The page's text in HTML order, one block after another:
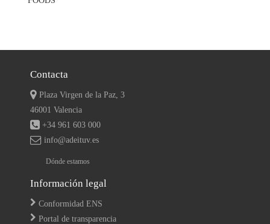
Contacta
Plaza Virgen de la Paz, 3
46001 Valencia
+34 961 603 000
info@adeituv.es
Dónde estamos
Información legal
Conformidad ENS
Portal de transparencia